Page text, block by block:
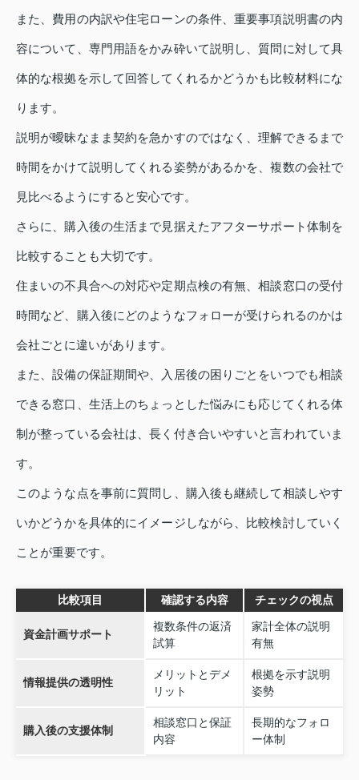
また、費用の内訳や住宅ローンの条件、重要事項説明書の内
容について、専門用語をかみ砕いて説明し、質問に対して具
体的な根拠を示して回答してくれるかどうかも比較材料にな
ります。
説明が曖昧なまま契約を急かすのではなく、理解できるまで
時間をかけて説明してくれる姿勢があるかを、複数の会社で
見比べるようにすると安心です。
さらに、購入後の生活まで見据えたアフターサポート体制を
比較することも大切です。
住まいの不具合への対応や定期点検の有無、相談窓口の受付
時間など、購入後にどのようなフォローが受けられるのかは
会社ごとに違いがあります。
また、設備の保証期間や、入居後の困りごとをいつでも相談
できる窓口、生活上のちょっとした悩みにも応じてくれる体
制が整っている会社は、長く付き合いやすいと言われていま
す。
このような点を事前に質問し、購入後も継続して相談しやす
いかどうかを具体的にイメージしながら、比較検討していく
ことが重要です。
比較項目 確認する内容 チェックの視点
資金計画サポート
複数条件の返済
試算
家計全体の説明
有無
情報提供の透明性
メリットとデメ
リット
根拠を示す説明
姿勢
購入後の支援体制
相談窓口と保証
内容
長期的なフォロ
ー体制